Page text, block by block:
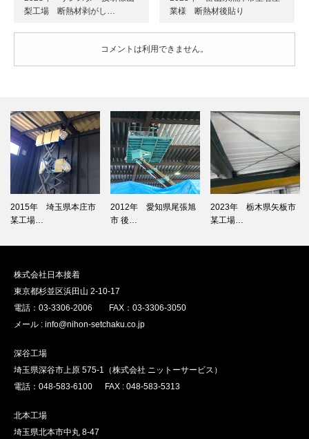
梨工場 断熱材剥がし…
業様 断熱材後貼り
コメントは利用できません。
2015年 埼玉県本庄市
某工場…
2012年 愛知県尾張旭
市 後…
2023年 栃木県矢板市
某工場…
株式会社日本接着
東京都杉並区浜田山 2-10-17
電話：03-3306-2006 FAX：03-3306-3050
メール : info@nihon-setchaku.co.jp
深谷工場
埼玉県深谷市上原 575-1（株式会社 ニットーサービス）
電話：048-583-6100 FAX : 048-583-5313
北本工場
埼玉県北本市中丸 8-47